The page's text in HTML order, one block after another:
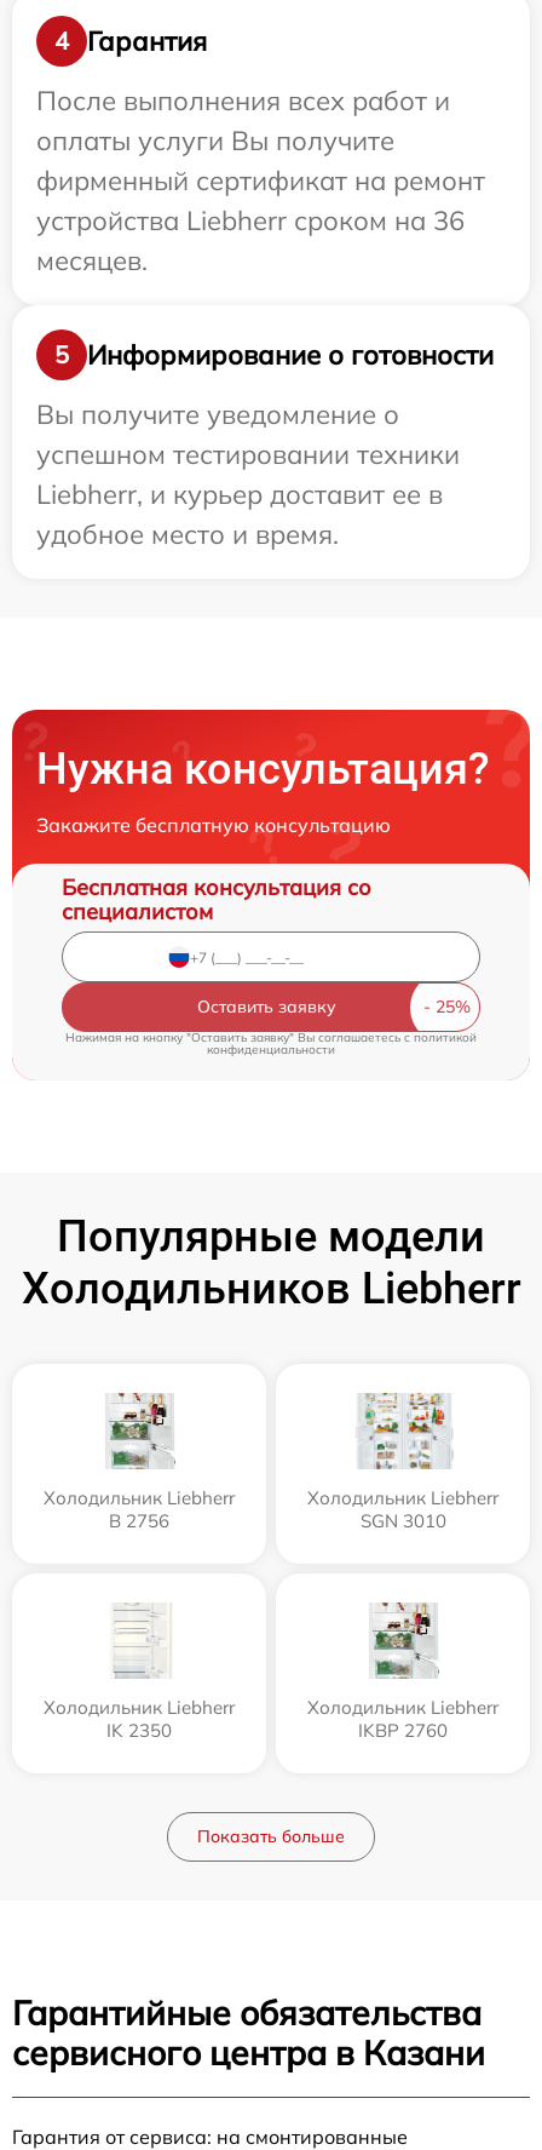
4
Гарантия
После выполнения всех работ и
оплаты услуги Вы получите
фирменный сертификат на ремонт
устройства Liebherr сроком на 36
месяцев.
5
Информирование о готовности
Вы получите уведомление о
успешном тестировании техники
Liebherr, и курьер доставит ее в
удобное место и время.
Нужна консультация?
Закажите бесплатную консультацию
Бесплатная консультация со
специалистом
Оставить заявку
Нажимая на кнопку "Оставить заявку" Вы соглашаетесь cполитикой
конфиденциальности
Популярные модели
Холодильников Liebherr
Холодильник Liebherr
B 2756
Холодильник Liebherr
SGN 3010
Холодильник Liebherr
IK 2350
Холодильник Liebherr
IKBP 2760
Показать больше
Гарантийные обязательства
сервисного центра в Казани
Гарантия от сервиса: на смонтированные